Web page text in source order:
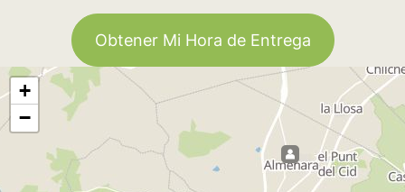
Obtener Mi Hora de Entrega
+
−